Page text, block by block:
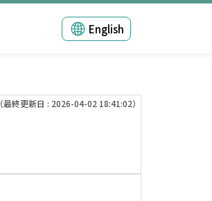
English
（最終更新日 : 2026-04-02 18:41:02）